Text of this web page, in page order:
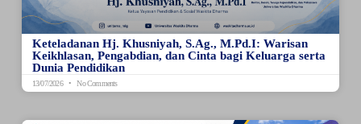
Keteladanan Hj. Khusniyah, S.Ag., M.Pd.I: Warisan
Keikhlasan, Pengabdian, dan Cinta bagi Keluarga serta
Dunia Pendidikan
13/07/2026 No Comments